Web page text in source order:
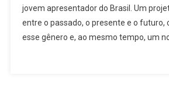
De
Auditório
Direto
jovem apresentador do Brasil. Um
entre o passado, o presente e o futuro,
esse gênero e, ao mesmo tempo, um